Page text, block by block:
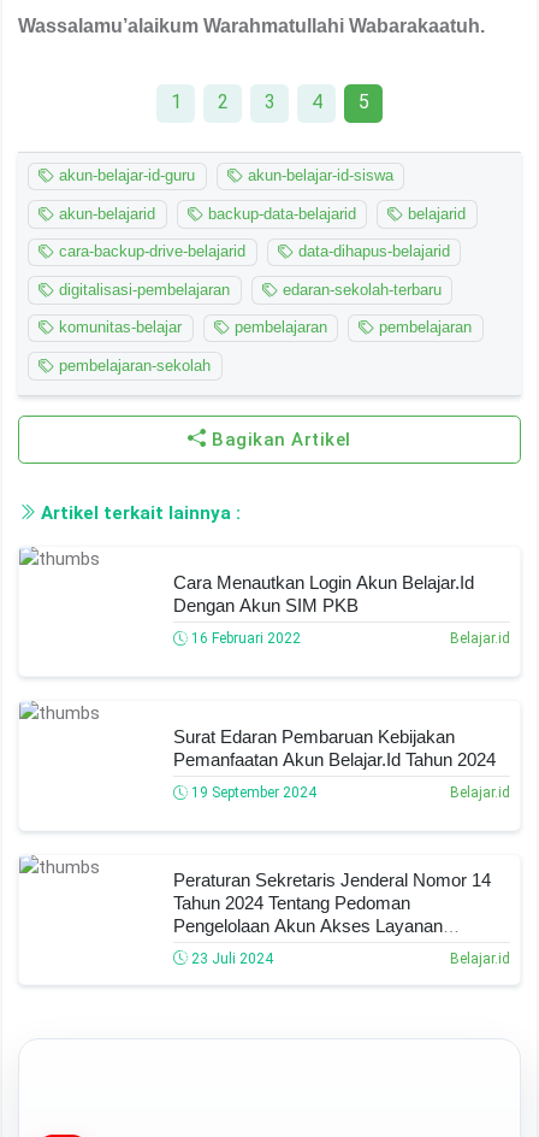
Wassalamu’alaikum Warahmatullahi Wabarakaatuh.
1 2 3 4 5
akun-belajar-id-guru akun-belajar-id-siswa
akun-belajarid backup-data-belajarid belajarid
cara-backup-drive-belajarid data-dihapus-belajarid
digitalisasi-pembelajaran edaran-sekolah-terbaru
komunitas-belajar pembelajaran pembelajaran
pembelajaran-sekolah
Bagikan Artikel
Artikel terkait lainnya :
Cara Menautkan Login Akun Belajar.id
Dengan Akun SIM PKB
16 Februari 2022 Belajar.id
Surat Edaran Pembaruan Kebijakan
Pemanfaatan Akun Belajar.id Tahun 2024
19 September 2024 Belajar.id
Peraturan Sekretaris Jenderal Nomor 14
Tahun 2024 Tentang Pedoman
Pengelolaan Akun Akses Layanan
Pendidikan
23 Juli 2024 Belajar.id